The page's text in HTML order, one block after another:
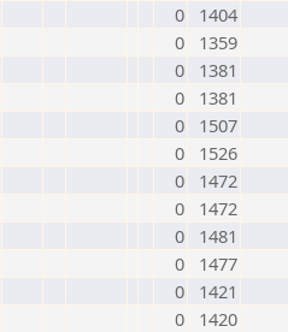
0
1404
0
1359
0
1381
0
1381
0
1507
0
1526
0
1472
0
1472
0
1481
0
1477
0
1421
0
1420